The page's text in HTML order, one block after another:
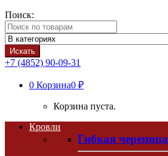
Поиск:
Искать
+7 (4852) 90-09-31
0 Корзина0 ₽
Корзина пуста.
Кровли
Гибкая черепица